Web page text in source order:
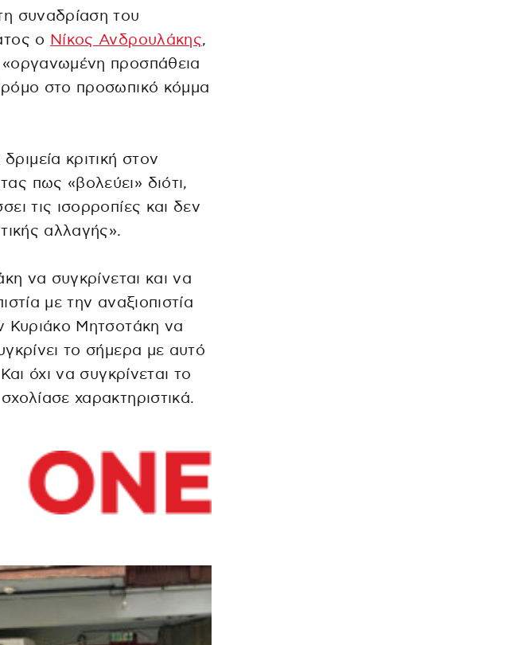
συναδρίαση του
ο Νίκος Ανδρουλάκης,
προσπάθεια
στο προσωπικό κόμμα
κριτική στον
πως «βολεύει» διότι,
τις ισορροπίες και δεν
αλλαγής».
να συγκρίνεται και να
με την αναξιοπιστία
Κυριάκο Μητσοτάκη να
το σήμερα με αυτό
όχι να συγκρίνεται το
χαρακτηριστικά.